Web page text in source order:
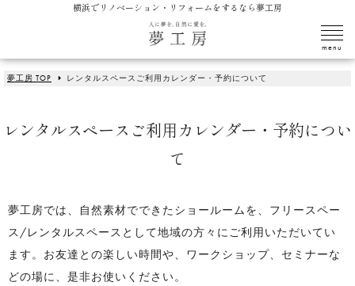
横浜でリノベーション・リフォームをするなら夢工房
夢工房 TOP レンタルスペースご利用カレンダー・予約について
レンタルスペースご利用カレンダー・予約につい
て
夢工房では、自然素材でできたショールームを、フリースペー
ス/レンタルスペースとして地域の方々にご利用いただいてい
ます。お友達との楽しい時間や、ワークショップ、セミナーな
どの場に、是非お使いください。